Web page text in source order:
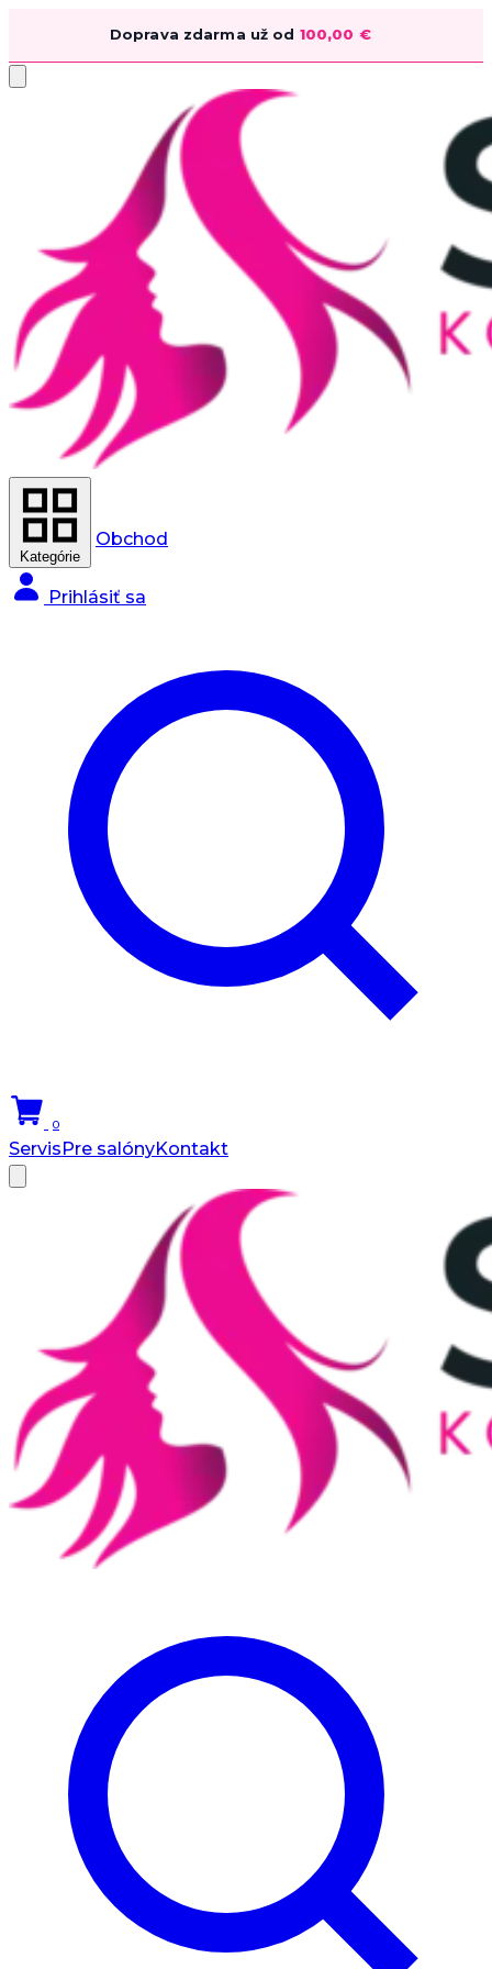
Doprava zdarma už od 100,00 €
Kategórie
Obchod
Prihlásiť sa
0
ServisPre salónyKontakt